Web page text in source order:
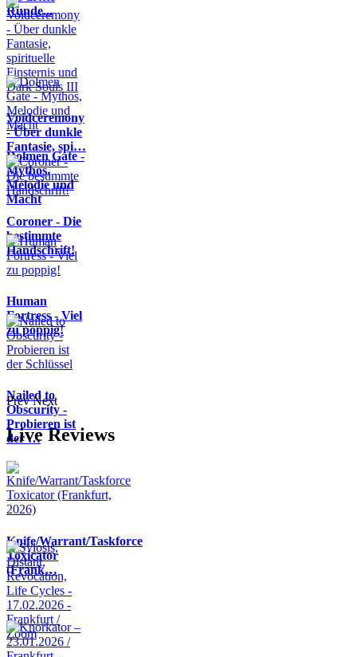
Runde...
Voidceremony
- Über dunkle
Fantasie, spi…
Dolmen Gate -
Mythos,
Melodie und
Macht
Coroner - Die
bestimmte
Handschrift!
Human
Fortress - Viel
zu poppig!
Nailed to
Obscurity -
Probieren ist
der …
Prev Next
Live Reviews
Knife/Warrant/Taskforce
Toxicator
(Frank…